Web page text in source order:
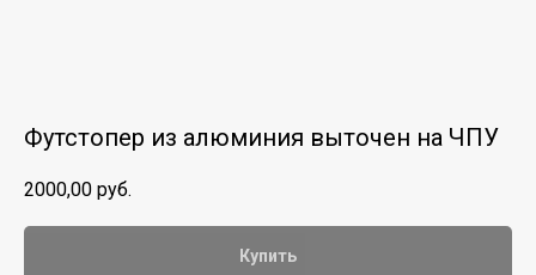
Футстопер из алюминия выточен на ЧПУ
2000,00 руб.
Купить